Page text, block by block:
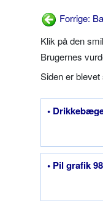
Forrige:
Klik på den
Brugernes
Siden er
•
• Pil grafik 98